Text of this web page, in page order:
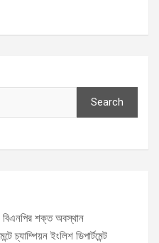
Search
শক্ত অবস্থান
চ্যাম্পিয়ন ইংলিশ ডিপার্টমেন্ট